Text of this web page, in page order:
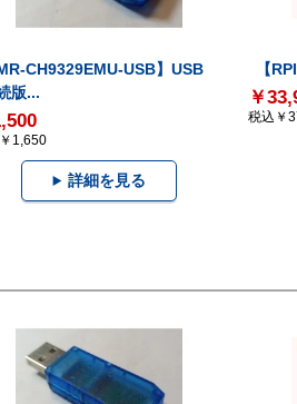
MR-CH9329EMU-USB】USB
版...
1,650
詳細を見る
【
￥
税込￥